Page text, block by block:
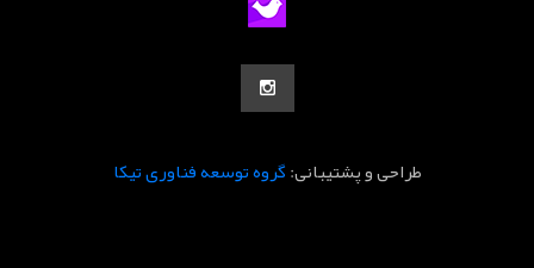
طراحی و پشتیبانی:گروه توسعه فناوری تیکا